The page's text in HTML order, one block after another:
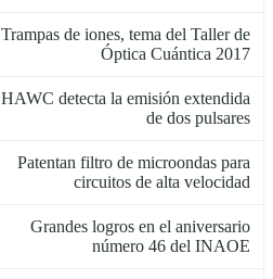
Trampas de iones, tema del Taller de
Óptica Cuántica 2017
HAWC detecta la emisión extendida
de dos pulsares
Patentan filtro de microondas para
circuitos de alta velocidad
Grandes logros en el aniversario
número 46 del INAOE